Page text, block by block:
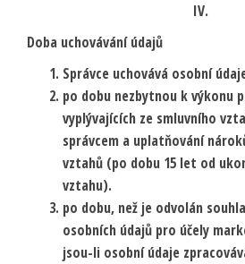
IV.
Doba uchovávání údajů
Správce uchovává osobní
po dobu nezbytnou k výkonu
vyplývajících ze smluvního
správcem a uplatňování
vztahů (po dobu 15 let od
vztahu).
po dobu, než je odvolán
osobních údajů pro účely
jsou-li osobní údaje